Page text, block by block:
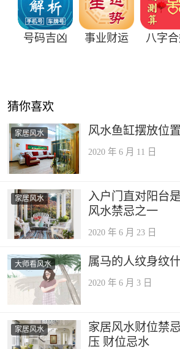
号码吉凶 事业财运 八字
猜你喜欢
家居风水 风水鱼缸摆放位置
2020 年 6 月 11 日
家居风水
入户门直对阳台
风水禁忌之一
2020 年 6 月 23 日
大师看风水 属马的人纹身纹
2020 年 6 月 3 日
家居风水
家居风水财位禁
压 财位忌水